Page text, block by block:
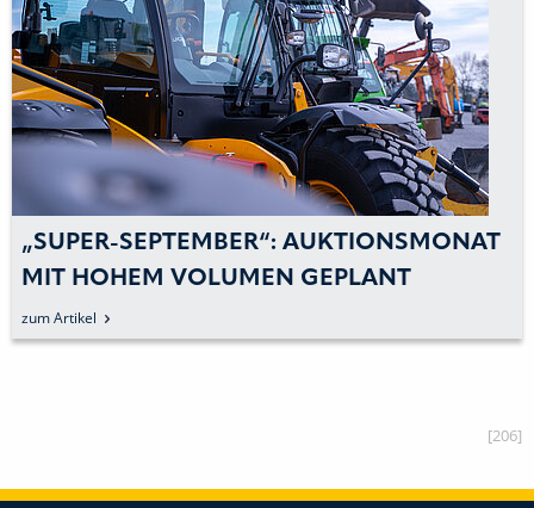
„SUPER-SEPTEMBER“: AUKTIONSMONAT
MIT HOHEM VOLUMEN GEPLANT
zum Artikel
[206]